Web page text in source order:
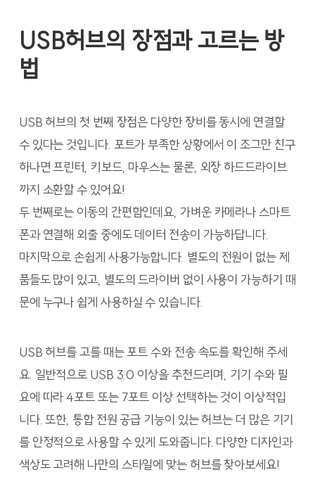
USB허브의 장점과 고르는 방
법
USB 허브의 첫 번째 장점은 다양한 장비를 동시에 연결할
수 있다는 것입니다. 포트가 부족한 상황에서 이 조그만 친구
하나면 프린터, 키보드, 마우스는 물론, 외장 하드드라이브
까지 소환할 수 있어요!
두 번째로는 이동의 간편함인데요, 가벼운 카메라나 스마트
폰과 연결해 외출 중에도 데이터 전송이 가능하답니다.
마지막으로 손쉽게 사용가능합니다. 별도의 전원이 없는 제
품들도 많이 있고, 별도의 드라이버 없이 사용이 가능하기 때
문에 누구나 쉽게 사용하실 수 있습니다.
USB 허브를 고를 때는 포트 수와 전송 속도를 확인해 주세
요. 일반적으로 USB 3.0 이상을 추천드리며, 기기 수와 필
요에 따라 4포트 또는 7포트 이상 선택하는 것이 이상적입
니다. 또한, 통합 전원 공급 기능이 있는 허브는 더 많은 기기
를 안정적으로 사용할 수 있게 도와줍니다. 다양한 디자인과
색상도 고려해 나만의 스타일에 맞는 허브를 찾아보세요!